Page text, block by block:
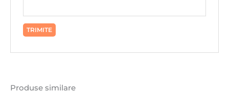
Produse similare